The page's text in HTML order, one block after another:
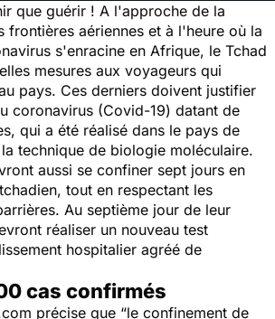
que guérir ! A l'approche de la
frontières aériennes et à l'heure où la
s'enracine en Afrique, le Tchad
mesures aux voyageurs qui
pays. Ces derniers doivent justifier
coronavirus (Covid-19) datant de
qui a été réalisé dans le pays de
technique de biologie moléculaire.
aussi se confiner sept jours en
tout en respectant les
Au septième jour de leur
réaliser un nouveau test
hospitalier agréé de
cas confirmés
précise que “le confinement de